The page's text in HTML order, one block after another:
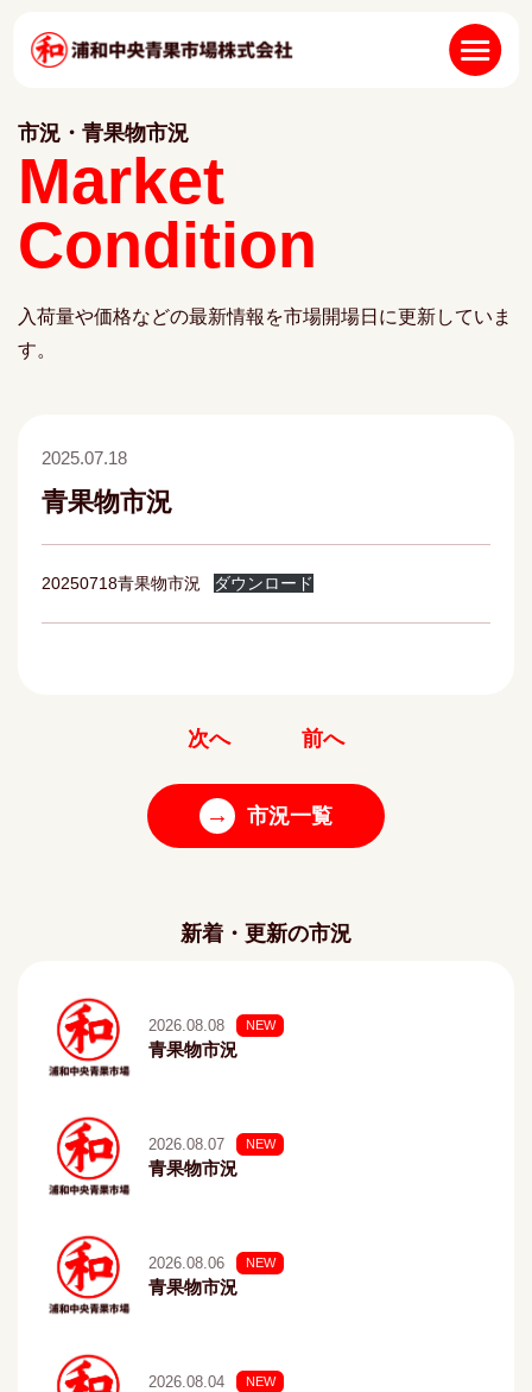
市況・青果物市況
Market
Condition
入荷量や価格などの最新情報を市場開場日に更新していま
す。
2025.07.18
青果物市況
20250718青果物市況 ダウンロード
前へ
次へ
→ 市況一覧
新着・更新の市況
2026.08.08 NEW
青果物市況
2026.08.07 NEW
青果物市況
2026.08.06 NEW
青果物市況
2026.08.04 NEW